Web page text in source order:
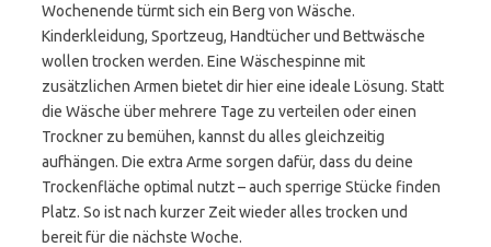
Wochenende türmt sich ein Berg von Wäsche.
Kinderkleidung, Sportzeug, Handtücher und Bettwäsche
wollen trocken werden. Eine Wäschespinne mit
zusätzlichen Armen bietet dir hier eine ideale Lösung. Statt
die Wäsche über mehrere Tage zu verteilen oder einen
Trockner zu bemühen, kannst du alles gleichzeitig
aufhängen. Die extra Arme sorgen dafür, dass du deine
Trockenfläche optimal nutzt – auch sperrige Stücke finden
Platz. So ist nach kurzer Zeit wieder alles trocken und
bereit für die nächste Woche.